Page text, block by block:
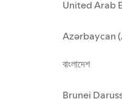
United Arab
Azərbaycan
বাংলাদেশ
Brunei